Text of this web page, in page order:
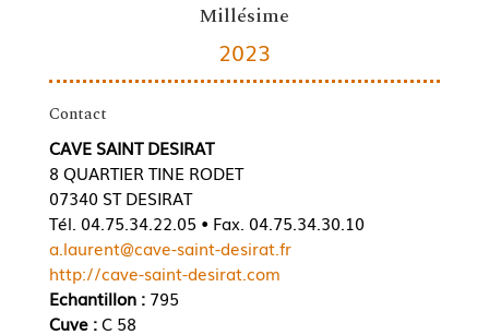
Millésime
2023
Contact
CAVE SAINT DESIRAT
8 QUARTIER TINE RODET
07340 ST DESIRAT
Tél. 04.75.34.22.05 • Fax. 04.75.34.30.10
a.laurent@cave-saint-desirat.fr
http://cave-saint-desirat.com
Echantillon :795
Cuve :C 58